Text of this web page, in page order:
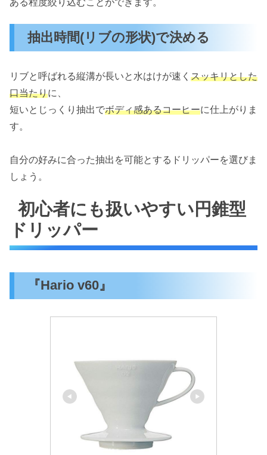
抽出時間(リブの形状)で決める
リブと呼ばれる縦溝が長いと水はけが速く スッキリとした
口当たりに、
短いとじっくり抽出でボディ感あるコーヒーに仕上がりま
す。
自分の好みに合った抽出を可能とするドリッパーを選びま
しょう。
初心者にも扱いやすい円錐型
ドリッパー
『Hario v60』